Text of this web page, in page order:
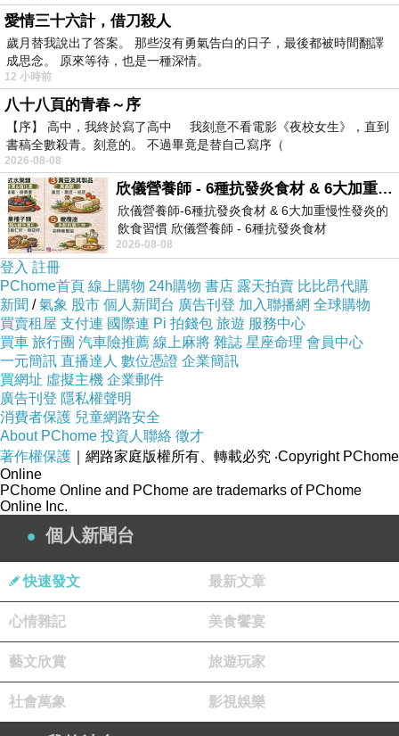
▲ 美國 CaliBowl 專利防漏防滑幼兒學習吸盤碗 單入附蓋 12oz 藍色 ＊夏日
微風＊ 的實物拍攝
跟大家說美國 CaliBowl 專利防漏防滑幼兒學習
吸盤碗 單入附蓋 12oz 藍色 ＊夏日微風＊
現在
真的很夯
價格不錯的時候就要快下手
有可能下一秒就缺貨了！
其他細節★寫在這邊★
有興趣的話就連進去看看囉！
↓↓↓限量特惠的優惠按鈕↓↓↓
【 美國 CaliBowl 專利防漏防滑幼兒學習吸盤
碗底附有吸盤有防滑橡膠圈，專利設計的邊緣防灑設計可以幫助小
愛情三十六計，借刀殺人
歲月替我說出了答案。 那些沒有勇氣告白的日子，最後都被時間翻譯
成思念。 原來等待，也是一種深情。
12 小時前
八十八頁的青春～序
【序】 高中，我終於寫了高中 我刻意不看電影《夜校女生》，直到
書稿全數殺青。刻意的。 不過畢竟是替自己寫序（
2026-08-08
欣儀營養師 - 6種抗發炎食材 & 6大加重慢性發炎的飲食習慣
欣儀營養師-6種抗發炎食材 & 6大加重慢性發炎的
飲食習慣 欣儀營養師 - 6種抗發炎食材
https://www.facebook.com/photo/?fbid=147
2026-08-08
登入 註冊
PChome首頁 線上購物 24h購物 書店 露天拍賣 比比昂代購
新聞 /氣象 股市 個人新聞台 廣告刊登 加入聯播網 全球購物
買賣租屋 支付連 國際連 Pi 拍錢包 旅遊 服務中心
買車 旅行團 汽車險推薦 線上麻將 雜誌 星座命理 會員中心
一元簡訊 直播達人 數位憑證 企業簡訊
買網址 虛擬主機 企業郵件
廣告刊登 隱私權聲明
消費者保護 兒童網路安全
About PChome 投資人聯絡 徵才
著作權保護 ｜網路家庭版權所有、轉載必究 ‧Copyright PChome
Online
PChome Online and PChome are trademarks of PChome
Online Inc.
個人新聞台
快速發文 最新文章
心情雜記 美食饗宴
藝文欣賞 旅遊玩家
社會萬象 影視娛樂